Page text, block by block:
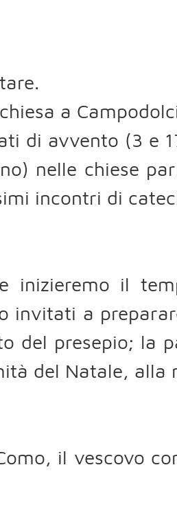
a
di avvento (3 e
nelle chiese
incontri di
inizieremo il
invitati a
del presepio; la
del Natale, alla
il vescovo